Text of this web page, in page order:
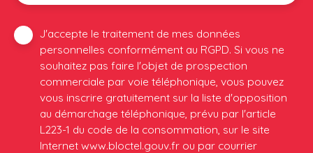
J'accepte le traitement de mes données
personnelles conformément au RGPD. Si vous ne
souhaitez pas faire l'objet de prospection
commerciale par voie téléphonique, vous pouvez
vous inscrire gratuitement sur la liste d'opposition
au démarchage téléphonique, prévu par l'article
L223-1 du code de la consommation, sur le site
Internet www.bloctel.gouv.fr ou par courrier